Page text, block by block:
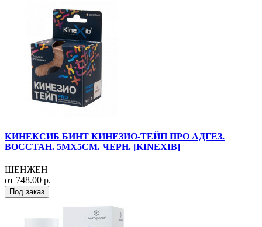
КИНЕКСИБ БИНТ КИНЕЗИО-ТЕЙП ПРО АДГЕЗ.
ВОССТАН. 5МХ5СМ. ЧЕРН. [KINEXIB]
ШЕНЖЕН
от 748.00 р.
Под заказ